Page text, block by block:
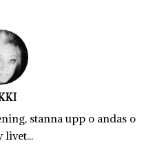
stanna upp o andas o
livet...